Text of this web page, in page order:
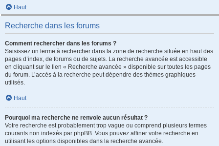
Haut
Recherche dans les forums
Comment rechercher dans les forums ?
Saisissez un terme à rechercher dans la zone de recherche située en haut des
pages d’index, de forums ou de sujets. La recherche avancée est accessible
en cliquant sur le lien « Recherche avancée » disponible sur toutes les pages
du forum. L’accès à la recherche peut dépendre des thèmes graphiques
utilisés.
Haut
Pourquoi ma recherche ne renvoie aucun résultat ?
Votre recherche est probablement trop vague ou comprend plusieurs termes
courants non indexés par phpBB. Vous pouvez affiner votre recherche en
utilisant les options disponibles dans la recherche avancée.